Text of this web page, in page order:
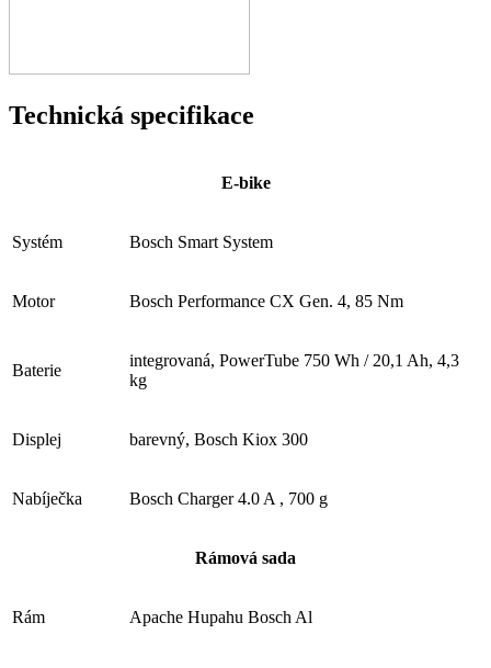
Technická specifikace
E-bike
Systém Bosch Smart System
Motor Bosch Performance CX Gen. 4, 85 Nm
Baterie
integrovaná, PowerTube 750 Wh / 20,1 Ah, 4,3
kg
Displej barevný, Bosch Kiox 300
Nabíječka Bosch Charger 4.0 A , 700 g
Rámová sada
Rám Apache Hupahu Bosch Al